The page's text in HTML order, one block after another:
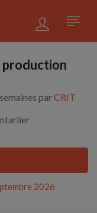
parCRIT
2026